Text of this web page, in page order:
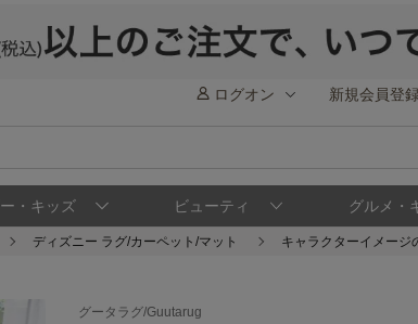
ログオン 新規会員登録
・キッズ ビューティ グルメ・
ディズニー ラグ/カーペット/マット キャラクターイメージ
グータラグ/Guutarug